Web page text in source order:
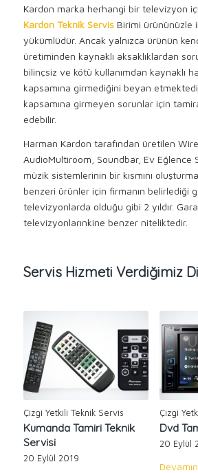
Kardon marka herhangi bir televizyon
Kardon Teknik ServisBirimi ürününüzle
yükümlüdür. Ancak yalnızca ürünün
üretiminden kaynaklı aksaklıklardan
bilinçsiz ve kötü kullanımdan kaynaklı
kapsamına girmediğini beyan
kapsamına girmeyen sorunlar için
edebilir.
Harman Kardon tarafından üretilen
AudioMultiroom, Soundbar, Ev Eğlence
müzik sistemlerinin bir kısmını
benzeri ürünler için firmanın belirlediği
televizyonlarda olduğu gibi 2 yıldır.
televizyonlarınkine benzer niteliktedir.
Servis Hizmeti Verdiğimiz
Çizgi Yetkili Teknik Servis
Kumanda Tamiri Teknik
Servisi
20 Eylül 2019
Çizgi
Dvd
20 Eylül